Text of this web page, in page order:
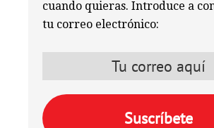
cuando quieras. Introduce a
tu correo electrónico: